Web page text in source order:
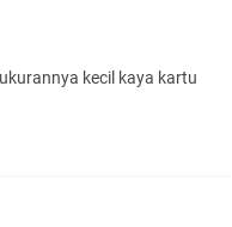
kecil kaya kartu